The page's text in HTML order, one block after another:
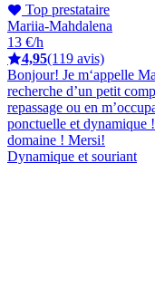
Top prestataire
Mariia-Mahdalena
13 €/h
4,95(119 avis)
Bonjour! Je m‘appelle
recherche d’un petit
repassage ou en
ponctuelle et dynamique
domaine ! Mersi!
Dynamique et souriant